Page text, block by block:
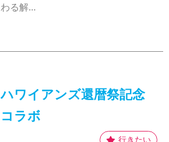
わる解…
ハワイアンズ還暦祭記念
コラボ